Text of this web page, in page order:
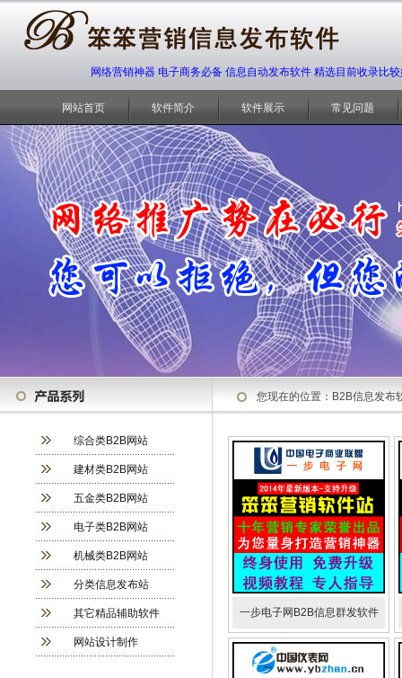
网站首页 软件简介 软件展示 常见问题
网络营销神器 电子商务必备 信息自动发布软件 精选目前收录比
综合类B2B网站
建材类B2B网站
五金类B2B网站
电子类B2B网站
机械类B2B网站
分类信息发布站
其它精品辅助软件
网站设计制作
您现在的位置： B2B信息发布
一步电子网B2B信息群发软件